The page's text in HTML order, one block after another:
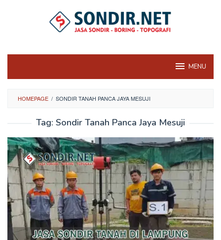
MENU
HOMEPAGE / SONDIR TANAH PANCA JAYA MESUJI
Tag: Sondir Tanah Panca Jaya Mesuji